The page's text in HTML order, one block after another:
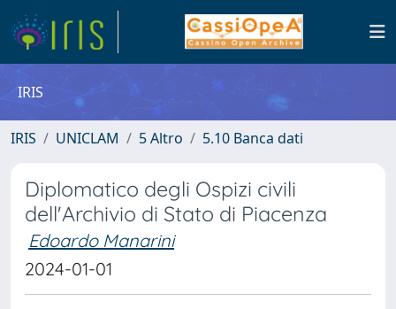
IRIS
IRIS UNICLAM 5 Altro 5.10 Banca dati
Diplomatico degli Ospizi civili
dell'Archivio di Stato di Piacenza
Edoardo Manarini
2024-01-01